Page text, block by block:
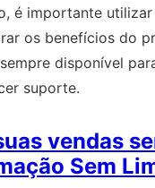
é importante
os benefícios do
disponível
suporte.
vendas
Sem